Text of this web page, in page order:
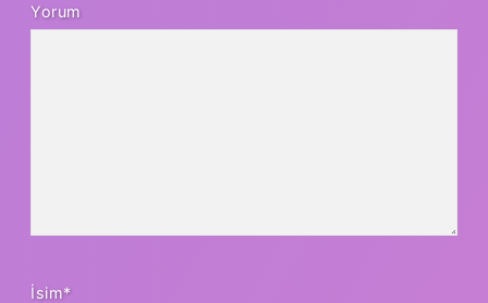
Yorum
İsim*